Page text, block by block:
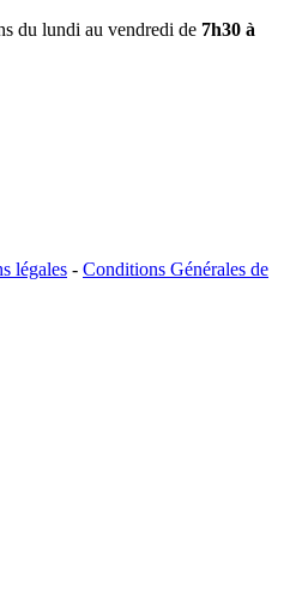
du lundi au vendredi de 7h30 à
légales - Conditions Générales de